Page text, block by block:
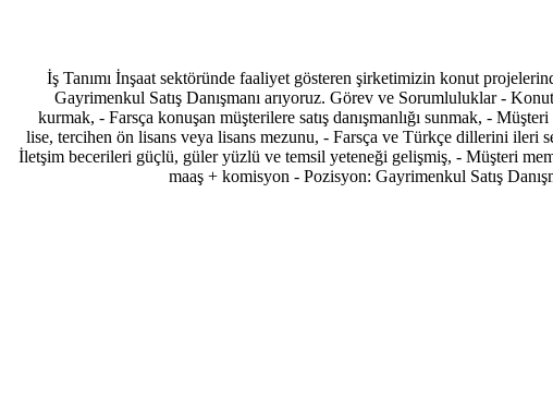
İş Tanımı İnşaat sektöründe faaliyet gösteren şirketimizin konut
Gayrimenkul Satış Danışmanı arıyoruz. Görev ve Sorumluluklar -
kurmak, - Farsça konuşan müşterilere satış danışmanlığı sunmak, -
lise, tercihen ön lisans veya lisans mezunu, - Farsça ve Türkçe dillerini
İletşim becerileri güçlü, güler yüzlü ve temsil yeteneği gelişmiş, - Müşteri
maaş + komisyon - Pozisyon: Gayrimenkul Satış